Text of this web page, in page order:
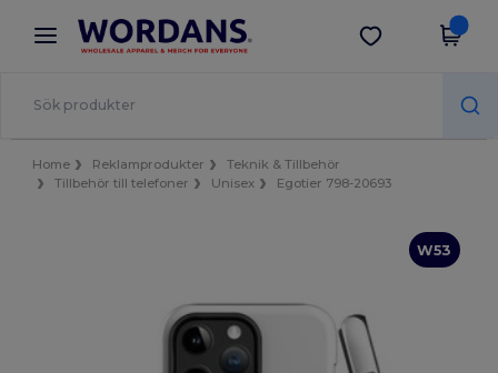
× Wordans-app
Bättre priser i appen!
Hämta app
Home Reklamprodukter
Teknik & Tillbehör
Tillbehör till telefoner
Unisex Egotier 798-20693
W53